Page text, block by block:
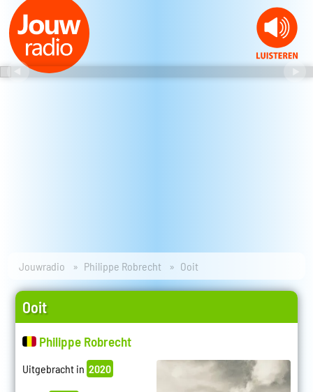
Jouwradio Philippe Robrecht Ooit
Ooit
Philippe Robrecht
Uitgebracht in 2020